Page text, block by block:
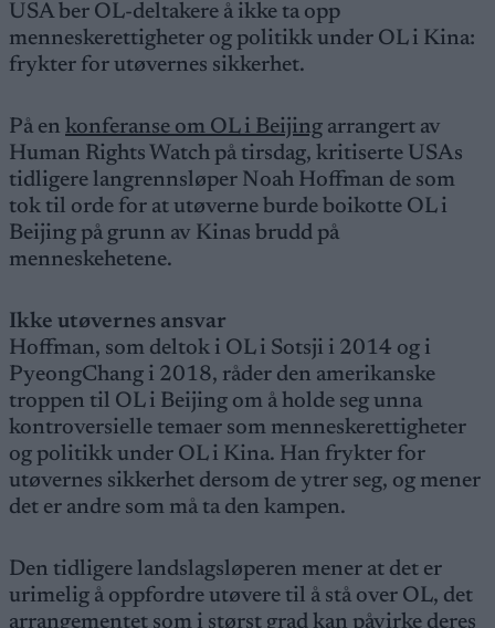
USA ber OL-deltakere å ikke ta opp
menneskerettigheter og politikk under OL i Kina:
frykter for utøvernes sikkerhet.
På en konferanse om OL i Beijing arrangert av
Human Rights Watch på tirsdag, kritiserte USAs
tidligere langrennsløper Noah Hoffman de som
tok til orde for at utøverne burde boikotte OL i
Beijing på grunn av Kinas brudd på
menneskehetene.
Ikke utøvernes ansvar
Hoffman, som deltok i OL i Sotsji i 2014 og i
PyeongChang i 2018, råder den amerikanske
troppen til OL i Beijing om å holde seg unna
kontroversielle temaer som menneskerettigheter
og politikk under OL i Kina. Han frykter for
utøvernes sikkerhet dersom de ytrer seg, og mener
det er andre som må ta den kampen.
Den tidligere landslagsløperen mener at det er
urimelig å oppfordre utøvere til å stå over OL, det
arrangementet som i størst grad kan påvirke deres